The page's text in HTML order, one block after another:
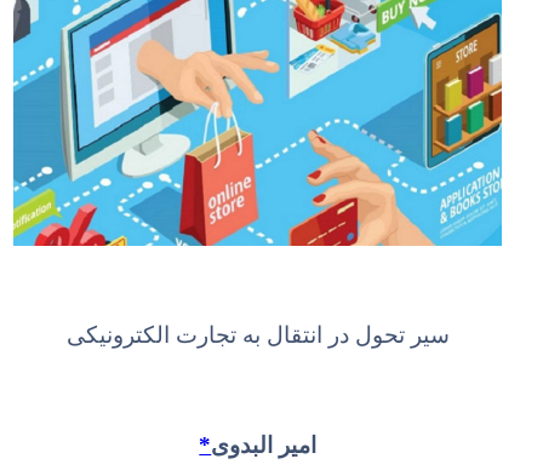
سیر تحول در انتقال به تجارت الکترونیکی
امیر البدوی*